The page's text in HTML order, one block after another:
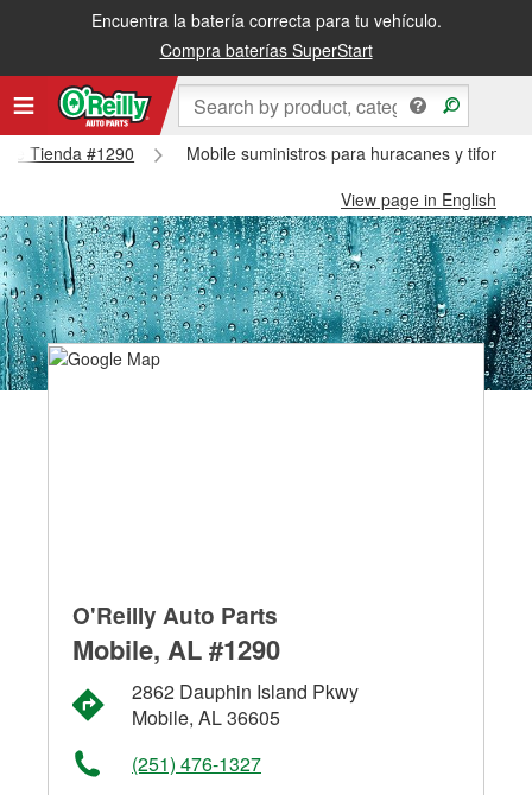
Encuentra la batería correcta para tu vehículo.
Compra baterías SuperStart
Tienda #1290
Mobile suministros para huracanes y tifones
View page in English
O'Reilly Auto Parts
Mobile, AL #1290
2862 Dauphin Island Pkwy
Mobile, AL 36605
(251) 476-1327